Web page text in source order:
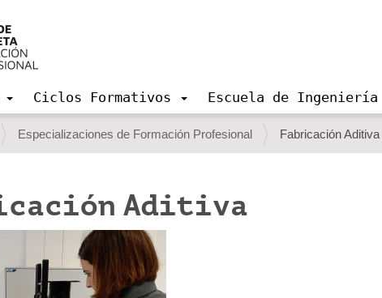
Ciclos Formativos Escuela de Ingeniería
Especializaciones de Formación Profesional Fabricación Aditiva
Aditiva